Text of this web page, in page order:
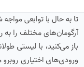
تا به حال با توابعی
آرگومان‌های مختلف را به
باز می‌کنید، با لیستی
ورودی‌های اختیاری